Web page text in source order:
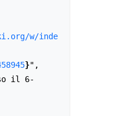
w/inde
}",